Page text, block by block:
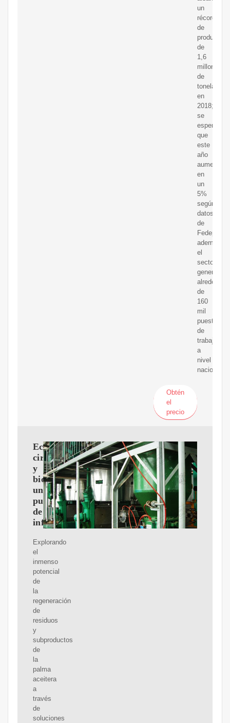
un
récord
de
producción
de
1,6
millones
de
toneladas
en
2018;
se
espera
que
este
año
aumente
en
un
5%
según
datos
de
además,
el
sector
genera
alrededor
de
160
mil
puestos
de
trabajo
a
nivel
nacional.
Obtén
el
precio
Economía
circular
y
biomasa:
un
punto
de
inflexión
Explorando
el
inmenso
potencial
de
la
regeneración
de
residuos
y
subproductos
de
la
palma
aceitera
a
través
de
soluciones